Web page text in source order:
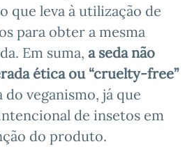
que leva à utilização de
para obter a mesma
Em suma, a seda não
ética ou “cruelty-free”
veganismo, já que
de insetos em
do produto.